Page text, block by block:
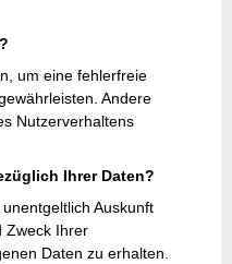
um eine fehlerfreie
Andere
Nutzerverhaltens
Ihrer Daten?
Auskunft
Zweck Ihrer
Daten zu erhalten.